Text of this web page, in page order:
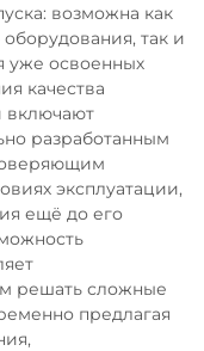
возможна как
так и
уже освоенных
качества
включают
разработанным
эксплуатации,
ещё до его
решать сложные
предлагая